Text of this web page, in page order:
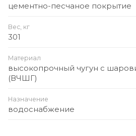
цементно-песчаное покрытие
Вес, кг
301
Материал
высокопрочный чугун с
(ВЧШГ)
Назначение
водоснабжение